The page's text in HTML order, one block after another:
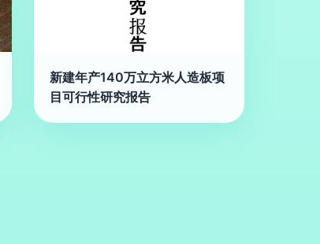
新建年产140万立方米人造板项
目可行性研究报告